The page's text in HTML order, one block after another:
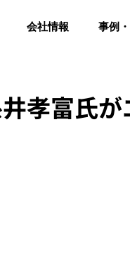
会社情報 事例
孝富氏